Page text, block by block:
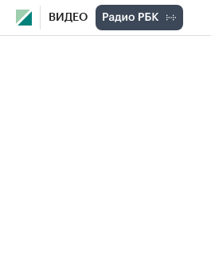
ВИДЕО